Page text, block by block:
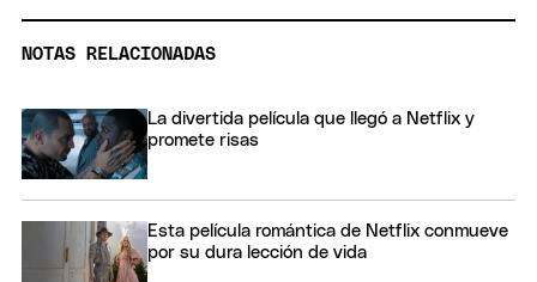
NOTAS RELACIONADAS
La divertida película que llegó a Netflix y
promete risas
Esta película romántica de Netflix conmueve
por su dura lección de vida